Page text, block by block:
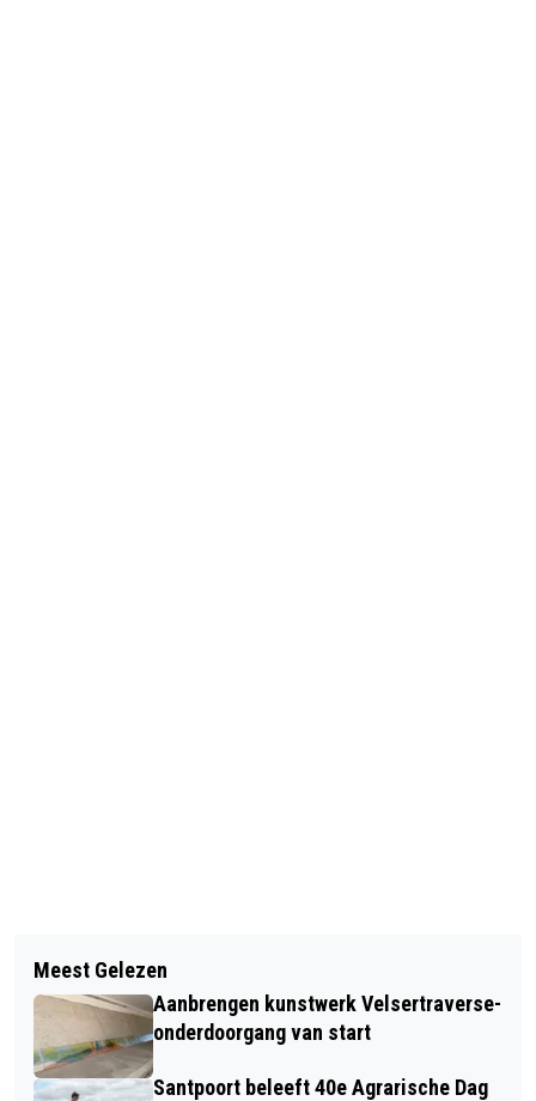
PLUG IN EN SPELEN MAAR TIJDENS
10E GITAARFESTIVAL IJMOND
EXPOSITIE 'DUURZAME VERHALEN' IN
STADHUIS BEVERWIJK
Meest Gelezen
Aanbrengen kunstwerk Velsertraverse-
onderdoorgang van start
Santpoort beleeft 40e Agrarische Dag